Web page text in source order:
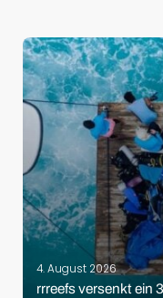
4. August 2026
rrreefs versenkt ein